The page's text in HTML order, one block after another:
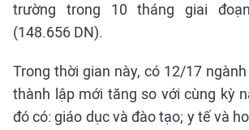
trường trong 10 tháng giai
(148.656 DN).
Trong thời gian này, có 12/17
thành lập mới tăng so với cùng kỳ
đó có: giáo dục và đào tạo; y tế và